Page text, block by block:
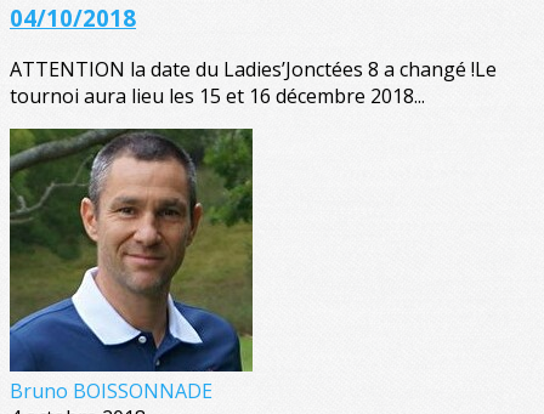
04/10/2018
ATTENTION la date du Ladies’Jonctées 8 a changé !Le
tournoi aura lieu les 15 et 16 décembre 2018...
Bruno BOISSONNADE